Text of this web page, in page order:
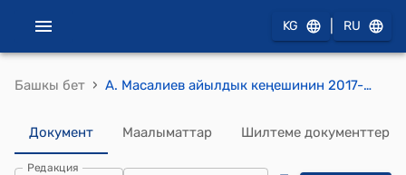
KG RU
Башкы бет › А. Масалиев айылдык кеңешинин 2017-жылдын 25-декабрындагы №14/6 "А.Масалиев айыл өкмөтүнүн 2017-жылдын бюджетине өзгөртүү киргизүү жөнүндө" токтому
Документ Маалыматтар Шилтеме документтер
Редакция